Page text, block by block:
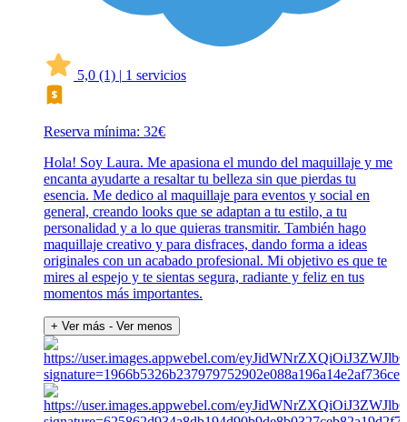
5,0 (1) | 1 servicios
Reserva mínima: 32€
Hola! Soy Laura. Me apasiona el mundo del maquillaje y me
encanta ayudarte a resaltar tu belleza sin que pierdas tu
esencia. Me dedico al maquillaje para eventos y social en
general, creando looks que se adaptan a tu estilo, a tu
personalidad y a lo que quieras transmitir. También hago
maquillaje creativo y para disfraces, dando forma a ideas
originales con un acabado profesional. Mi objetivo es que te
mires al espejo y te sientas segura, radiante y feliz en tus
momentos más importantes.
+ Ver más - Ver menos